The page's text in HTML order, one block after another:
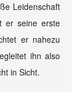
Leidenschaft
er seine erste
er nahezu
ihn also
in Sicht.